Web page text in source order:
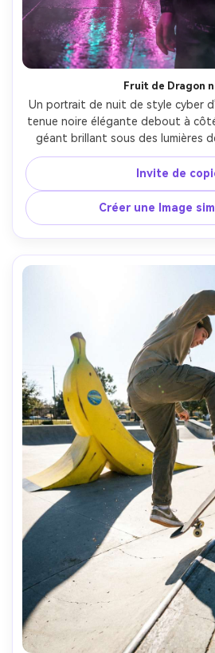
Fruit de Dragon
Un portrait de nuit de style cyber
tenue noire élégante debout à
géant brillant sous des lumières
vert, trottoir humide, brume de
50mm f/1.2, cadre demi-
cinématographique, reflets de
de fruits, photographie
Invite de
Créer une Image